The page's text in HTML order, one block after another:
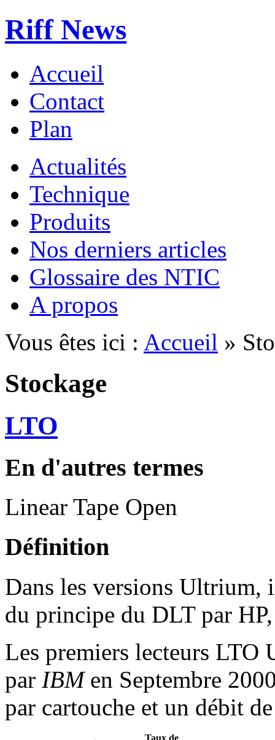
Riff News
Accueil
Contact
Plan
Actualités
Technique
Produits
Nos derniers articles
Glossaire des NTIC
A propos
Vous êtes ici : Accueil »
Stockage
LTO
En d'autres termes
Linear Tape Open
Définition
Dans les versions Ultrium,
du principe du DLT par
Les premiers lecteurs LTO
par IBMen Septembre
par cartouche et un débit
Taux de